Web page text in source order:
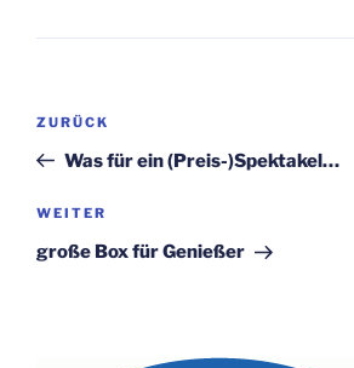
Beitragsnavigation
Vorheriger
Beitrag
ZURÜCK
Was für ein (Preis-)Spektakel…
Nächster
Beitrag
WEITER
große Box für Genießer